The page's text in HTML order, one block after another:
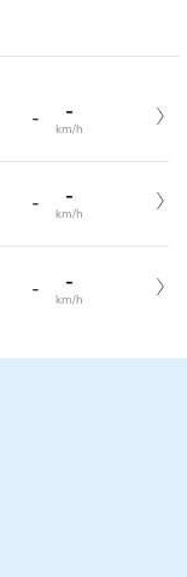
- -
km/h
- -
km/h
- -
km/h